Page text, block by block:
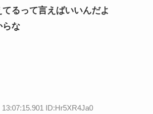
るって言えばいいんだよ
らな
13:07:15.901 ID:Hr5XR4Ja0